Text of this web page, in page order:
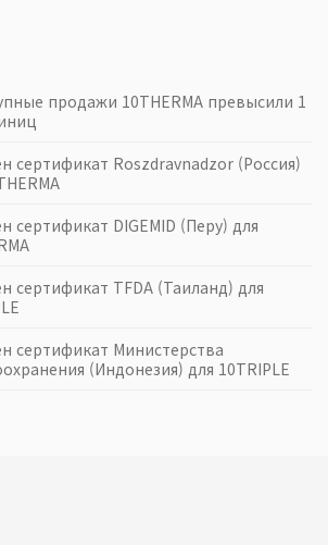
продажи 10THERMA превысили 1
сертификат Roszdravnadzor (Россия)
сертификат DIGEMID (Перу) для
сертификат TFDA (Таиланд) для
сертификат Министерства
(Индонезия) для 10TRIPLE